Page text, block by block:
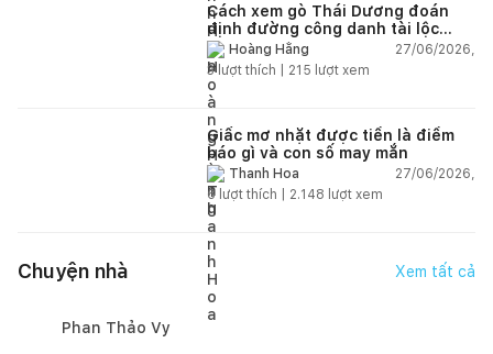
Cách xem gò Thái Dương đoán
định đường công danh tài lộc
theo nhân tướng học
Hoàng Hằng
27/06/2026,
3lượt thích | 215 lượt xem
Giấc mơ nhặt được tiền là điềm
báo gì và con số may mắn
Thanh Hoa
27/06/2026,
6 lượt thích | 2.148 lượt xem
Chuyện nhà Xem tất cả
Phan Thảo Vy